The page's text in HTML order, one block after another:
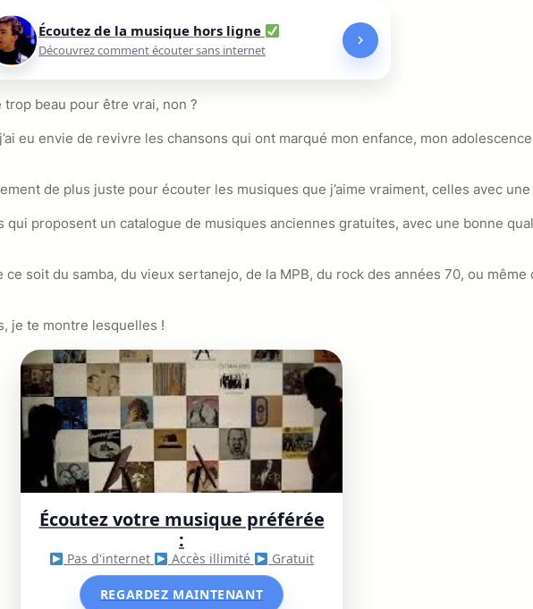
Écoutez de la musique hors ligne
Découvrez comment écouter sans internet
beau pour être vrai, non ?
eu envie de revivre les chansons qui ont marqué mon enfance, mon
de plus juste pour écouter les musiques que j’aime vraiment, celles avec
qui proposent un catalogue de musiques anciennes gratuites, avec une bonne
soit du samba, du vieux sertanejo, de la MPB, du rock des années 70, ou
je te montre lesquelles !
Écoutez votre musique préférée
:
Pas d'internet Accès illimité Gratuit
REGARDEZ MAINTENANT